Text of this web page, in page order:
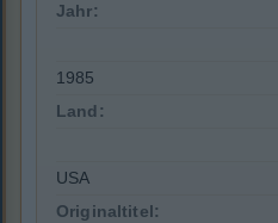
Jahr:
1985
Land:
USA
Originaltitel: